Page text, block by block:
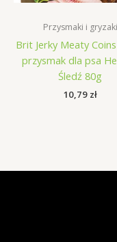
Przysmaki i gryzaki
Brit Jerky Meaty
przysmak dla psa
Śledź 80g
10,79 zł